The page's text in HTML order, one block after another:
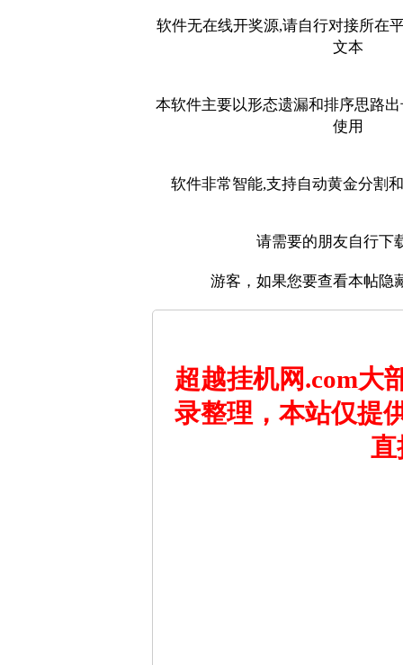
软件无在线开奖源,请自行对接所在
文本
本软件主要以形态遗漏和排序思路
使用
软件非常智能,支持自动黄金分割
请需要的朋友自行下
游客，如果您要查看本帖隐
超越挂机网.com大
录整理，本站仅提
直